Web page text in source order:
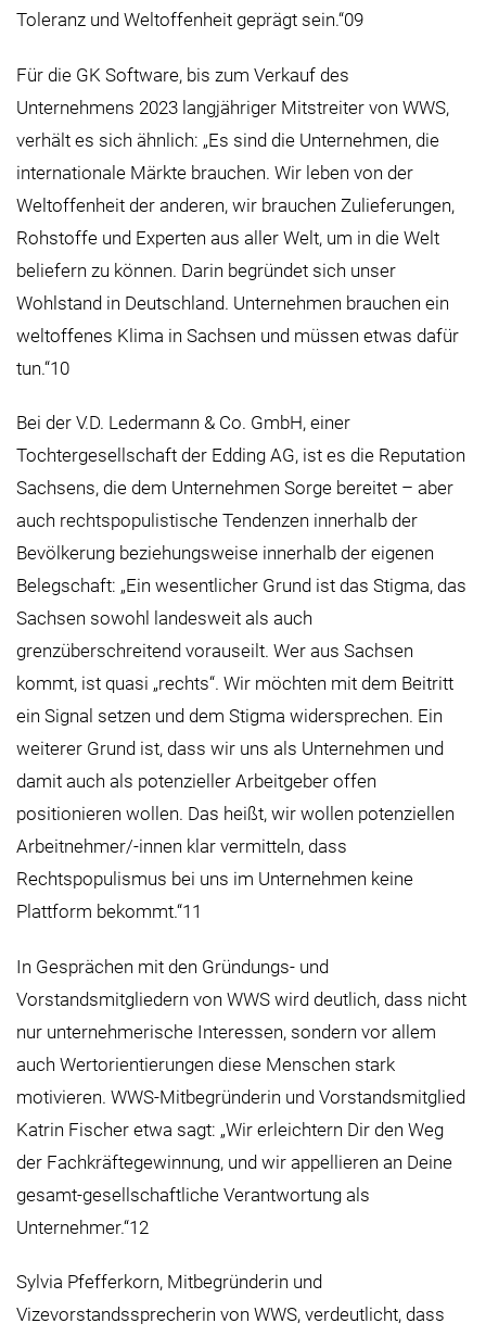
Toleranz und Weltoffenheit geprägt sein.“09
Für die GK Software, bis zum Verkauf des
Unternehmens 2023 langjähriger Mitstreiter von WWS,
verhält es sich ähnlich: „Es sind die Unternehmen, die
internationale Märkte brauchen. Wir leben von der
Weltoffenheit der anderen, wir brauchen Zulieferungen,
Rohstoffe und Experten aus aller Welt, um in die Welt
beliefern zu können. Darin begründet sich unser
Wohlstand in Deutschland. Unternehmen brauchen ein
weltoffenes Klima in Sachsen und müssen etwas dafür
tun.“10
Bei der V.D. Ledermann & Co. GmbH, einer
Tochtergesellschaft der Edding AG, ist es die Reputation
Sachsens, die dem Unternehmen Sorge bereitet – aber
auch rechtspopulistische Tendenzen innerhalb der
Bevölkerung beziehungsweise innerhalb der eigenen
Belegschaft: „Ein wesentlicher Grund ist das Stigma, das
Sachsen sowohl landesweit als auch
grenzüberschreitend vorauseilt. Wer aus Sachsen
kommt, ist quasi „rechts“. Wir möchten mit dem Beitritt
ein Signal setzen und dem Stigma widersprechen. Ein
weiterer Grund ist, dass wir uns als Unternehmen und
damit auch als potenzieller Arbeitgeber offen
positionieren wollen. Das heißt, wir wollen potenziellen
Arbeitnehmer/-innen klar vermitteln, dass
Rechtspopulismus bei uns im Unternehmen keine
Plattform bekommt.“11
In Gesprächen mit den Gründungs- und
Vorstandsmitgliedern von WWS wird deutlich, dass nicht
nur unternehmerische Interessen, sondern vor allem
auch Wertorientierungen diese Menschen stark
motivieren. WWS-Mitbegründerin und Vorstandsmitglied
Katrin Fischer etwa sagt: „Wir erleichtern Dir den Weg
der Fachkräftegewinnung, und wir appellieren an Deine
gesamt-gesellschaftliche Verantwortung als
Unternehmer.“12
Sylvia Pfefferkorn, Mitbegründerin und
Vizevorstandssprecherin von WWS, verdeutlicht, dass